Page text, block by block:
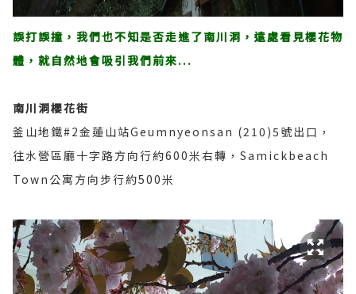
誤打誤撞，我們也不知是否走進了南川洞，遠處看見櫻花物
體，就自然地會吸引我們前來...
南川洞櫻花街
釜山地鐵#2金蓮山站Geumnyeonsan (210)5號出口，
往水營區廳十字路方向行約600米右轉，Samickbeach
Town公寓方向步行約500米